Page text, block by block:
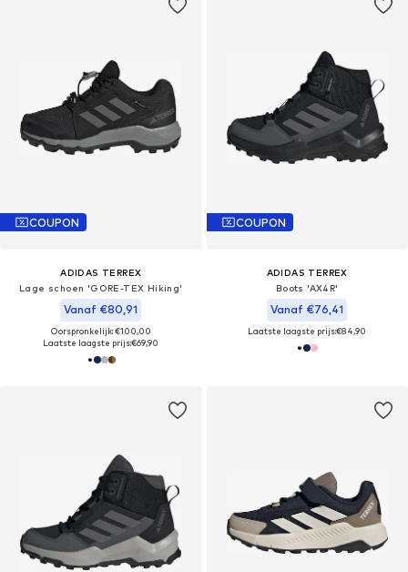
COUPON
ADIDAS TERREX
Lage schoen 'GORE-TEX Hiking'
Vanaf €80,91
Oorspronkelijk: €100,00
Laatste laagste prijs:€69,90
COUPON
ADIDAS TERREX
Boots 'AX4R'
Vanaf €76,41
Laatste laagste prijs:€84,90